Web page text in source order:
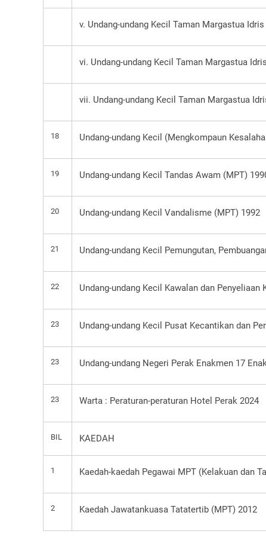
v. Undang-undang Kecil Taman Margastua
vi. Undang-undang Kecil Taman Margastua
vii. Undang-undang Kecil Taman Margastua
18 Undang-undang Kecil (Mengkompaun
19 Undang-undang Kecil Tandas Awam (MPT)
20 Undang-undang Kecil Vandalisme (MPT) 1992
21 Undang-undang Kecil Pemungutan,
22 Undang-undang Kecil Kawalan dan Penyeliaan
23 Undang-undang Kecil Pusat Kecantikan dan
23 Undang-undang Negeri Perak Enakmen 17
23 Warta : Peraturan-peraturan Hotel Perak 2024
BIL KAEDAH
1 Kaedah-kaedah Pegawai MPT (Kelakuan dan
2 Kaedah Jawatankuasa Tatatertib (MPT) 2012